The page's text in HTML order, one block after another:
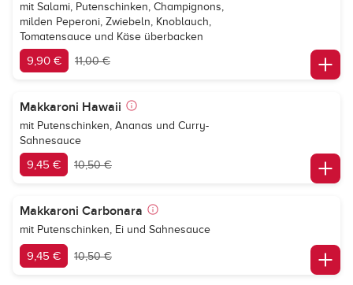
mit Salami, Putenschinken, Champignons,
milden Peperoni, Zwiebeln, Knoblauch,
Tomatensauce und Käse überbacken
9,90 € 11,00 €
Makkaroni Hawaii
mit Putenschinken, Ananas und Curry-
Sahnesauce
9,45 € 10,50 €
Makkaroni Carbonara
mit Putenschinken, Ei und Sahnesauce
9,45 € 10,50 €